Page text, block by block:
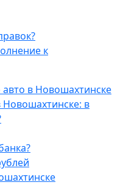
к
авто в Новошахтинске
Новошахтинске: в